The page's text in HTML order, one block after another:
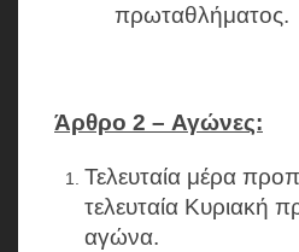
πρωταθλήματος.
Άρθρο 2 – Αγώνες:
Τελευταία μέρα
τελευταία Κυριακή
αγώνα.